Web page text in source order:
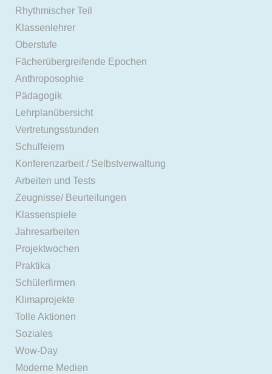
Rhythmischer Teil
Klassenlehrer
Oberstufe
Fächerübergreifende Epochen
Anthroposophie
Pädagogik
Lehrplanübersicht
Vertretungsstunden
Schulfeiern
Konferenzarbeit / Selbstverwaltung
Arbeiten und Tests
Zeugnisse/ Beurteilungen
Klassenspiele
Jahresarbeiten
Projektwochen
Praktika
Schülerfirmen
Klimaprojekte
Tolle Aktionen
Soziales
Wow-Day
Moderne Medien